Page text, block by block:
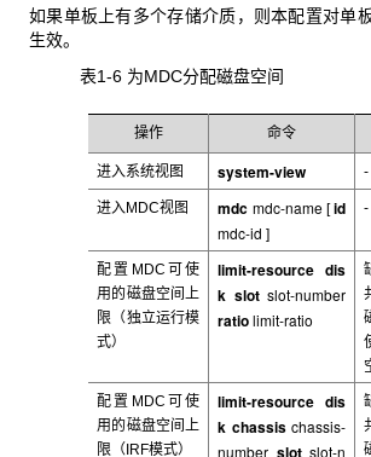
如果单板上有多个存储介质，则本配置对单
生效。
表1-6 为MDC分配磁盘空间
操作 命令
进入系统视图 system-view -
进入MDC视图 mdc mdc-name [id
mdc-id ]
-
配置MDC 可使
用的磁盘空间上
限（独立运行模
式）
limit-resource dis
k slot slot-number
ratiolimit-ratio
配置MDC 可使
用的磁盘空间上
限（IRF模式）
limit-resource dis
k chassischassis-
number slot slot-n